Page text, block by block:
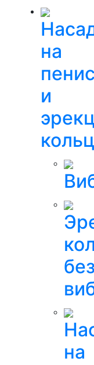
на
пенис
и
без
на